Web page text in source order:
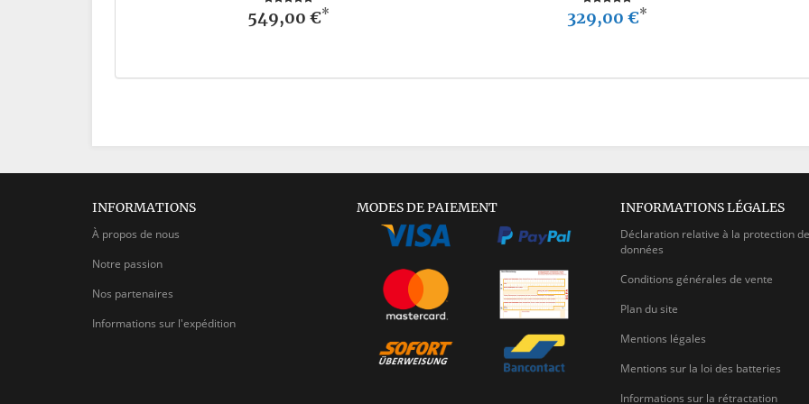
549,00 €* 329,00 €*
INFORMATIONS
À propos de nous
Notre passion
Nos partenaires
Informations sur l'expédition
MODES DE PAIEMENT INFORMATIONS LÉGALES
Déclaration relative à la protection
données
Conditions générales de vente
Plan du site
Mentions légales
Mentions sur la loi des batteries
Informations sur la rétractation